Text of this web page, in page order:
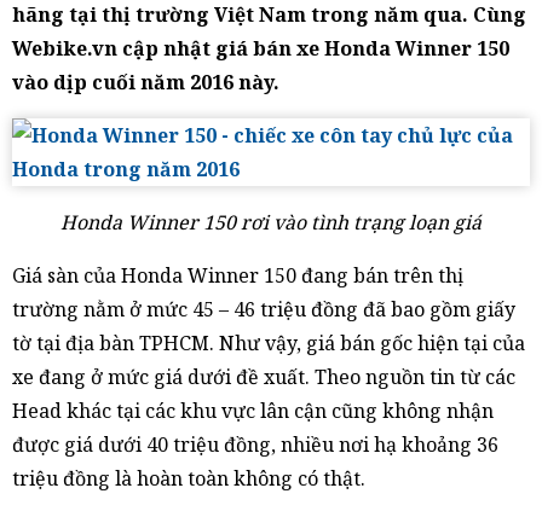
hãng tại thị trường Việt Nam trong năm qua. Cùng
Webike.vn cập nhật giá bán xe Honda Winner 150
vào dịp cuối năm 2016 này.
Honda Winner 150 rơi vào tình trạng loạn giá
Giá sàn của Honda Winner 150 đang bán trên thị
trường nằm ở mức 45 – 46 triệu đồng đã bao gồm giấy
tờ tại địa bàn TPHCM. Như vậy, giá bán gốc hiện tại của
xe đang ở mức giá dưới đề xuất. Theo nguồn tin từ các
Head khác tại các khu vực lân cận cũng không nhận
được giá dưới 40 triệu đồng, nhiều nơi hạ khoảng 36
triệu đồng là hoàn toàn không có thật.